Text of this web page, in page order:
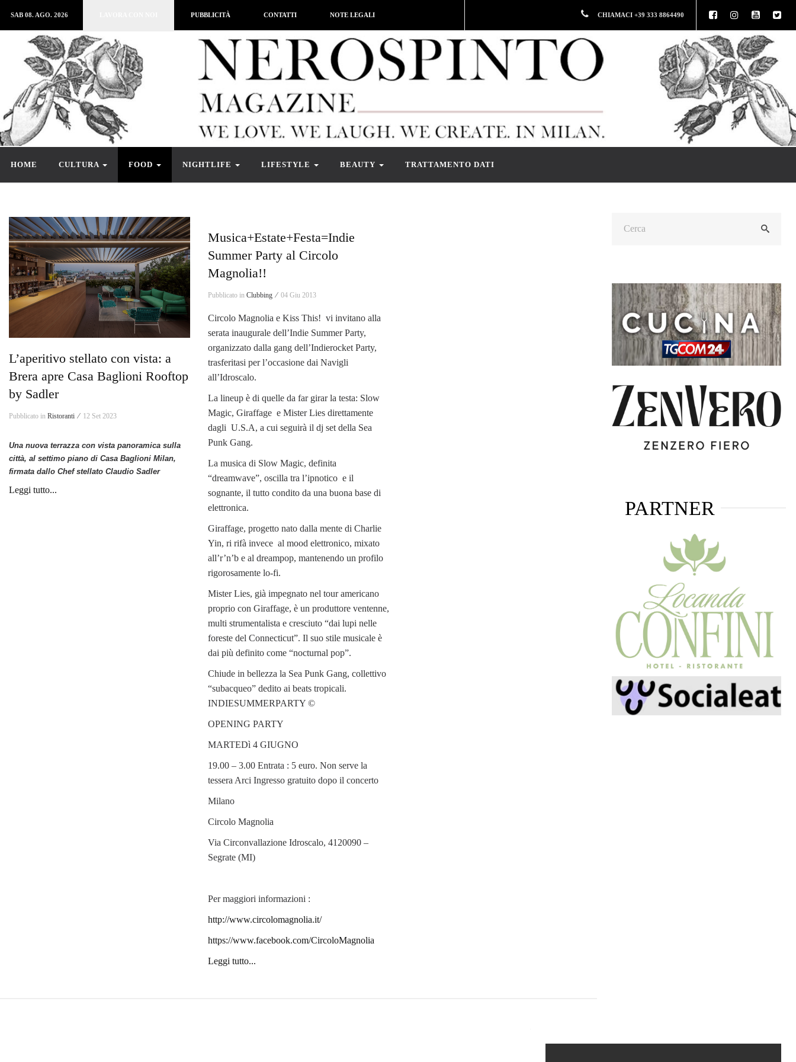
SAB 08. AGO. 2026 PUBBLICITÀ CONTATTI NOTE LEGALI CHIAMACI +39 333 8864490
HOME CULTURA FOOD NIGHTLIFE LIFESTYLE BEAUTY TRATTAMENTO DATI
L’aperitivo stellato con vista: a
Brera apre Casa Baglioni Rooftop
by Sadler
Pubblicato in Ristoranti ⁄ 12 Set 2023
Una nuova terrazza con vista panoramica sulla
città, al settimo piano di Casa Baglioni Milan,
firmata dallo Chef stellato Claudio Sadler
Leggi tutto...
Musica+Estate+Festa=Indie
Summer Party al Circolo
Magnolia!!
Pubblicato in Clubbing ⁄ 04 Giu 2013
Circolo Magnolia e Kiss This! vi invitano alla
serata inaugurale dell’Indie Summer Party,
organizzato dalla gang dell’Indierocket Party,
trasferitasi per l’occasione dai Navigli
all’Idroscalo.
La lineup è di quelle da far girar la testa: Slow
Magic, Giraffage e Mister Lies direttamente
dagli U.S.A, a cui seguirà il dj set della Sea
Punk Gang.
La musica di Slow Magic, definita
“dreamwave”, oscilla tra l’ipnotico e il
sognante, il tutto condito da una buona base di
elettronica.
Giraffage, progetto nato dalla mente di Charlie
Yin, ri rifà invece al mood elettronico, mixato
all’r’n’b e al dreampop, mantenendo un profilo
rigorosamente lo-fi.
Mister Lies, già impegnato nel tour americano
proprio con Giraffage, è un produttore ventenne,
multi strumentalista e cresciuto “dai lupi nelle
foreste del Connecticut”. Il suo stile musicale è
dai più definito come “nocturnal pop”.
Chiude in bellezza la Sea Punk Gang, collettivo
“subacqueo” dedito ai beats tropicali.
INDIESUMMERPARTY ©
OPENING PARTY
MARTEDì 4 GIUGNO
19.00 – 3.00 Entrata : 5 euro. Non serve la
tessera Arci Ingresso gratuito dopo il concerto
Milano
Circolo Magnolia
Via Circonvallazione Idroscalo, 4120090 –
Segrate (MI)
Per maggiori informazioni :
http://www.circolomagnolia.it/
https://www.facebook.com/CircoloMagnolia
Leggi tutto...
PARTNER